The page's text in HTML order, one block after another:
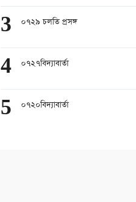
3 ০৭২৯ চলতি প্রসঙ্গ
4 ০৭২৭বিদ্যাবার্তা
5 ০৭২০বিদ্যাবার্তা